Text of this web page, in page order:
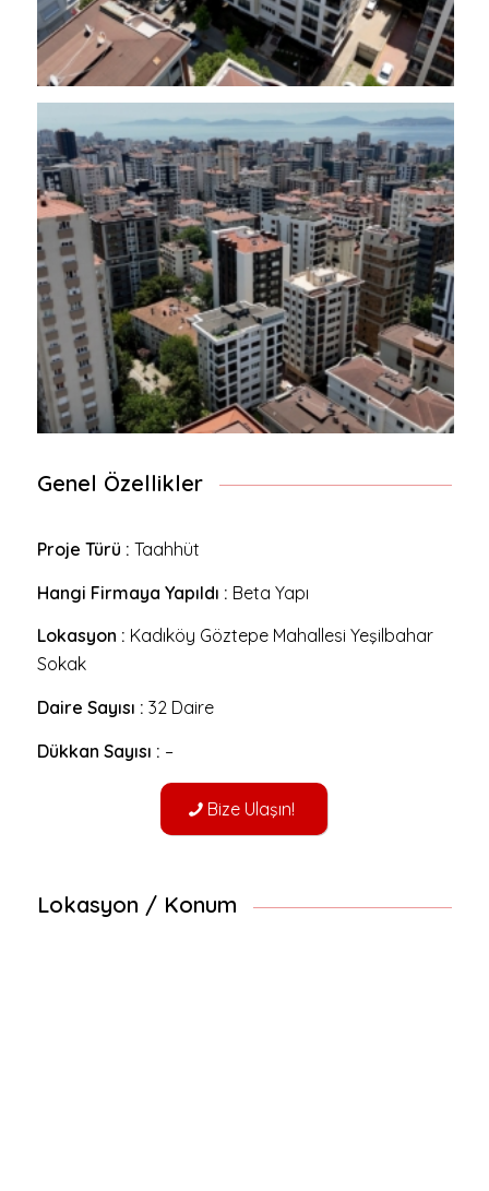
Genel Özellikler
Proje Türü : Taahhüt
Hangi Firmaya Yapıldı : Beta Yapı
Lokasyon : Kadıköy Göztepe Mahallesi Yeşilbahar
Sokak
Daire Sayısı : 32 Daire
Dükkan Sayısı : –
Bize Ulaşın!
Lokasyon / Konum